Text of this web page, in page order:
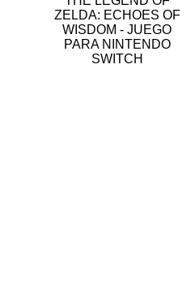
ZELDA: ECHOES OF
WISDOM - JUEGO
PARA NINTENDO
SWITCH